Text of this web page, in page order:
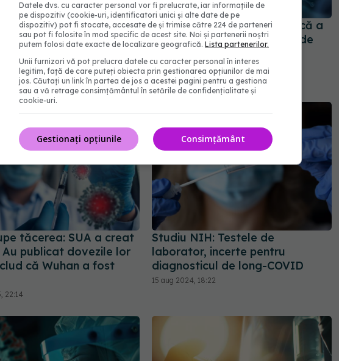
există! Care sunt
în 2025 și cât timp
De ce ar fi bine să te
11:08
MIS-C, complicația pediatrică a
COVID. Boala, confundată de
sistemul imunitar al copiilor
17 aug 2024, 17:45
tăcerea: SUA a creat
Au publicat dovezile lor
că Wuhan a fost
22:14
Studiu NIH: Testele de
laborator, incerte pentru
diagnosticul de long-COVID
15 aug 2024, 18:22
Datele dvs. cu caracter personal vor fi prelucrate, iar informațiile de
pe dispozitiv (cookie-uri, identificatori unici și alte date de pe
dispozitiv) pot fi stocate, accesate de și trimise către 224 de parteneri
sau pot fi folosite în mod specific de acest site. Noi și partenerii noștri
putem folosi date exacte de localizare geografică. Lista partenerilor.
Unii furnizori vă pot prelucra datele cu caracter personal în interes
legitim, față de care puteți obiecta prin gestionarea opțiunilor de mai
jos. Căutați un link în partea de jos a acestei pagini pentru a gestiona
sau a vă retrage consimțământul în setările de confidențialitate și
cookie-uri.
Consimțământ
Gestionați opțiunile